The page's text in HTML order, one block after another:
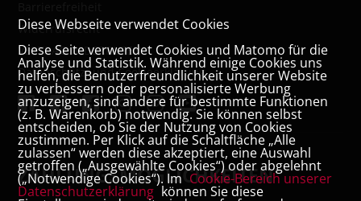
Widerrufsrecht
VERTRAG WIDERRUFEN
Datenschutz- und Cookieerklärung
ZAHLUNGSMÖGLICHKEITEN
Diese Webseite verwendet Cookies
Diese Seite verwendet Cookies und Matomo für die
Analyse und Statistik. Während einige Cookies uns
helfen, die Benutzerfreundlichkeit unserer Website
zu verbessern oder personalisierte Werbung
anzuzeigen, sind andere für bestimmte Funktionen
(z. B. Warenkorb) notwendig. Sie können selbst
entscheiden, ob Sie der Nutzung von Cookies
zustimmen. Per Klick auf die Schaltfläche „Alle
zulassen“ werden diese akzeptiert, eine Auswahl
getroffen („Ausgewählte Cookies“) oder abgelehnt
(„Notwendige Cookies“). Im Cookie-Bereich unserer
Datenschutzerklärung können Sie diese